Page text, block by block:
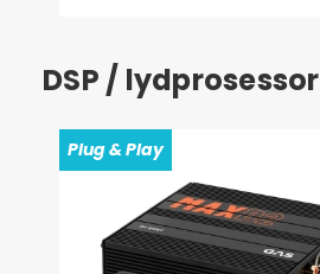
DSP / lydprosessor
Plug & Play